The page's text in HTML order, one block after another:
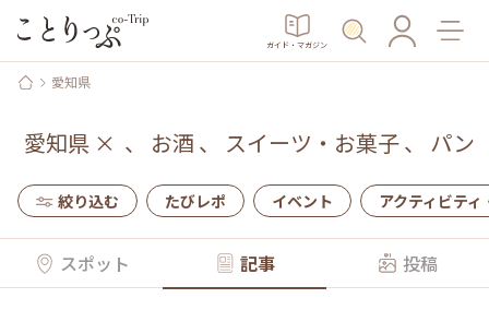
ガイド・マガジン
愛知県
愛知県× 、 お酒 、 スイーツ・お菓子、 パン
絞り込む たびレポ イベント アクティビティ
スポット 記事 投稿